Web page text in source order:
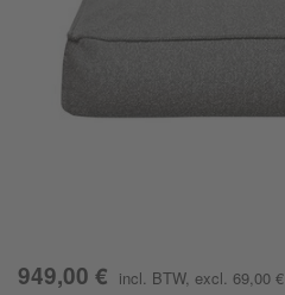
949,00 € incl. BTW, excl. 69,00 €